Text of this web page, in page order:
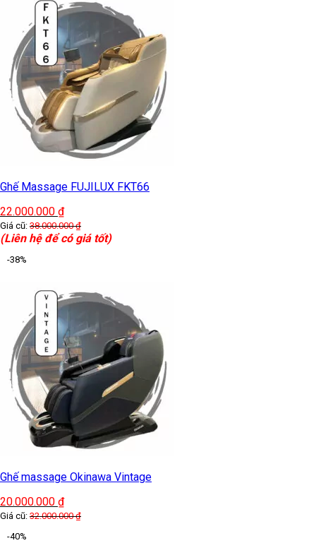
Ghế Massage FUJILUX FKT66
22.000.000 ₫
Giá cũ: 38.000.000₫
(Liên hệ để có giá tốt)
-38%
Ghế massage Okinawa Vintage
20.000.000 ₫
Giá cũ: 32.000.000₫
-40%